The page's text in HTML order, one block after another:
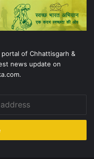
of Chhattisgarh &
news update on